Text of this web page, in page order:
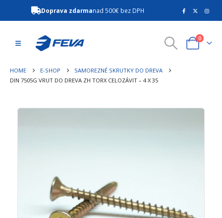
Doprava zdarmanad 500€ bez DPH
0
HOME E-SHOP
SAMOREZNÉ SKRUTKY DO DREVA
DIN 7505G VRUT DO DREVA ZH TORX CELOZÁVIT – 4 X 35